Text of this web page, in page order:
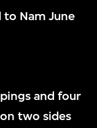
Nam June
and four
two sides